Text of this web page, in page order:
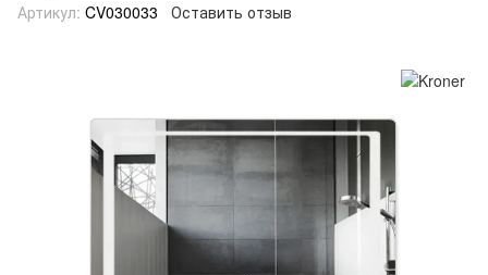
Артикул: CV030033 Оставить отзыв